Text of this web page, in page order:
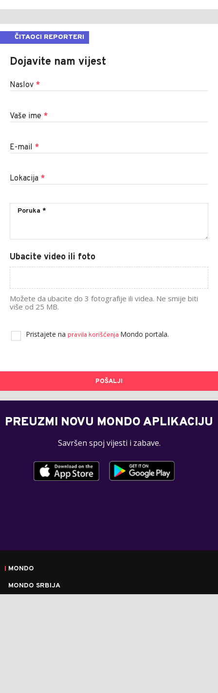
ČITAOCI REPORTERI
Dojavite nam vijest
Naslov *
Vaše ime *
E-mail *
Lokacija *
Ubacite video ili foto
Možete da ubacite do 3 fotografije ili videa. Ne smije biti
više od 25 MB.
Pristajete na pravila korišćenja Mondo portala.
POŠALJI
PREUZMI NOVU MONDO APLIKACIJU
Savršen spoj vijesti i zabave.
MONDO
MONDO SRBIJA